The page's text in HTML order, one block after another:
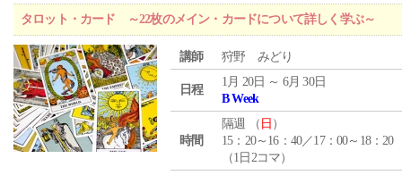
タロット・カード ～22枚のメイン・カードについて詳しく学ぶ～
講師 狩野 みどり
日程
1月 20日 ～ 6月 30日
B Week
時間
隔週 （ 日 ）
15：20～16：40／17：00～18：20
（1日2コマ）